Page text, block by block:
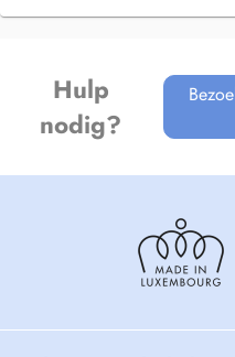
Hulp
nodig?